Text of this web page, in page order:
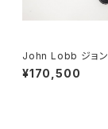
John Lobb ジョ
EZ LOPEZ コイン
EADSTOCK
¥170,500